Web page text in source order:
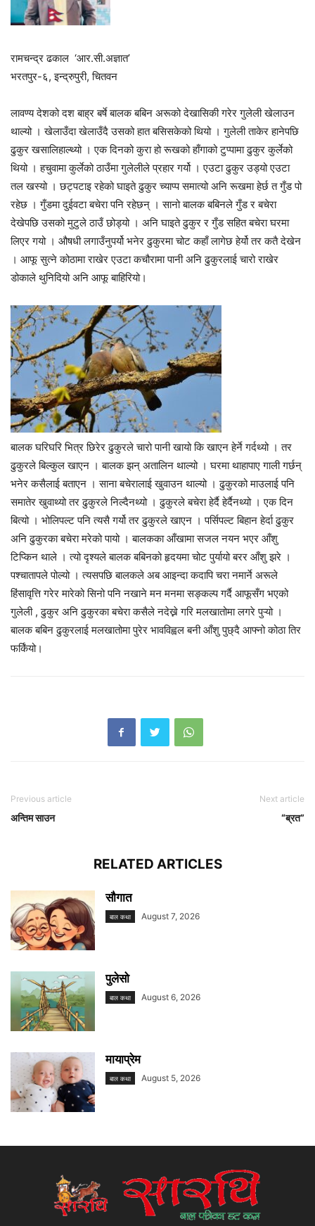
रामचन्द्र ढकाल ‘आर.सी.अज्ञात’
भरतपुर-६, इन्द्रुपुरी, चितवन
लावण्य देशको दश बाह्र बर्षे बालक बबिन अरूको देखासिकी गरेर गुलेली खेलाउन
थाल्यो । खेलाउँदा खेलाउँदै उसको हात बसिसकेको थियो । गुलेली ताकेर हानेपछि
ढुकुर खसालिहाल्थ्यो । एक दिनको कुरा हो रूखको हाँगाको टुप्पामा ढुकुर कुर्लेको
थियो । हचुवामा कुर्लेको ठाउँमा गुलेलीले प्रहार गर्यो । एउटा ढुकुर उड्यो एउटा
तल खस्यो । छट्पटाइ रहेको घाइते ढुकुर च्याप्प समात्यो अनि रूखमा हेर्छ त गुँड पो
रहेछ । गुँडमा दुईवटा बचेरा पनि रहेछन् । सानो बालक बबिनले गुँड र बचेरा
देखेपछि उसको मुटुले ठाउँ छोड्यो । अनि घाइते ढुकुर र गुँड सहित बचेरा घरमा
लिएर गयो । औषधी लगाउँनुपर्यो भनेर ढुकुरमा चोट कहाँ लागेछ हेर्यो तर कतै देखेन
। आफू सुत्ने कोठामा राखेर एउटा कचौरामा पानी अनि ढुकुरलाई चारो राखेर
डोकाले थुनिदियो अनि आफू बाहिरियो।
बालक घरिघरि भित्र छिरेर ढुकुरले चारो पानी खायो कि खाएन हेर्ने गर्दथ्यो । तर
ढुकुरले बिल्कुल खाएन । बालक झन् अतालिन थाल्यो । घरमा थाहापाए गाली गर्छन्
भनेर कसैलाई बताएन । साना बचेरालाई खुवाउन थाल्यो । ढुकुरको माउलाई पनि
समातेर खुवाथ्यो तर ढुकुरले निल्दैनथ्यो । ढुकुरले बचेरा हेर्दै हेर्दैनथ्यो । एक दिन
बित्यो । भोलिपल्ट पनि त्यसै गर्यो तर ढुकुरले खाएन । पर्सिपल्ट बिहान हेर्दा ढुकुर
अनि ढुकुरका बचेरा मरेको पायो । बालकका आँखामा सजल नयन भएर आँशु
टिप्किन थाले । त्यो दृश्यले बालक बबिनको हृदयमा चोट पुर्यायो बरर आँशु झरे ।
पश्चातापले पोल्यो । त्यसपछि बालकले अब आइन्दा कदापि चरा नमार्ने अरूले
हिंसावृत्ति गरेर मारेको सिनो पनि नखाने मन मनमा सङ्कल्प गर्दै आफूसँग भएको
गुलेली , ढुकुर अनि ढुकुरका बचेरा कसैले नदेख्ने गरि मलखातोमा लगरे पुऱ्यो ।
बालक बबिन ढुकुरलाई मलखातोमा पुरेर भावविह्वल बनी आँशु पुछ्दै आफ्नो कोठा तिर
फर्किंयो।
Previous article
अन्तिम साउन
Next article
“ब्रत”
RELATED ARTICLES
सौगात
बाल कथा August 7, 2026
पुलेसो
बाल कथा August 6, 2026
मायाप्रेम
बाल कथा August 5, 2026